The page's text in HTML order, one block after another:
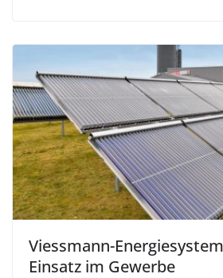
Viessmann-
Einsatz im Gewerbe